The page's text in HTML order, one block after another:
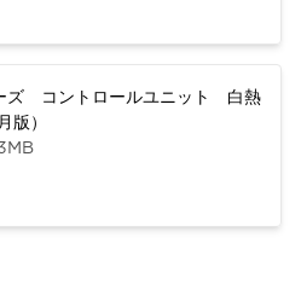
ズ コントロールユニット 白熱
）